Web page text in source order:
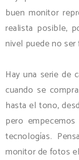
buen monitor
realista posible,
nivel puede no ser
Hay una serie de
cuando se
hasta el tono,
pero
tecnologías.
monitor de fotos